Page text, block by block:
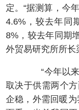
定。“据测算，今
4.6%，较去年同
8%，较去年同期
外贸易研究所所长
“今年以来，
取决于供需两个
企稳，外需回暖